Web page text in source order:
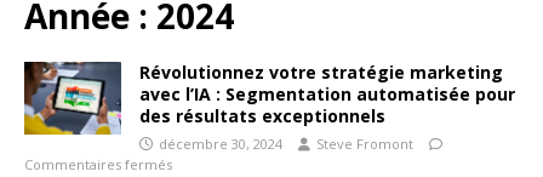
Année : 2024
Révolutionnez votre stratégie marketing
avec l’IA : Segmentation automatisée pour
des résultats exceptionnels
décembre 30, 2024
Steve Fromont
Commentaires fermés